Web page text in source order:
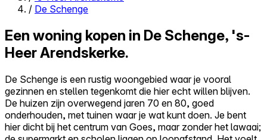
Zelf kopen
Reviews
Prijzen
Log in
Probeer Walter gratis
/ De Schenge
Een woning kopen in De Schenge, 's-
Heer Arendskerke.
De Schenge is een rustig woongebied waar je vooral
gezinnen en stellen tegenkomt die hier echt willen blijven.
De huizen zijn overwegend jaren 70 en 80, goed
onderhouden, met tuinen waar je wat kunt doen. Je bent
hier dicht bij het centrum van Goes, maar zonder het lawaai;